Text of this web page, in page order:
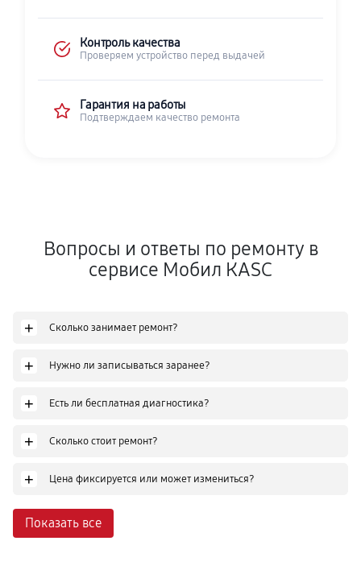
Контроль качества
Проверяем устройство перед выдачей
Гарантия на работы
Подтверждаем качество ремонта
Вопросы и ответы по ремонту в
сервисе Мобил КASC
+ Сколько занимает ремонт?
+ Нужно ли записываться заранее?
+ Есть ли бесплатная диагностика?
+ Сколько стоит ремонт?
+ Цена фиксируется или может измениться?
Показать все